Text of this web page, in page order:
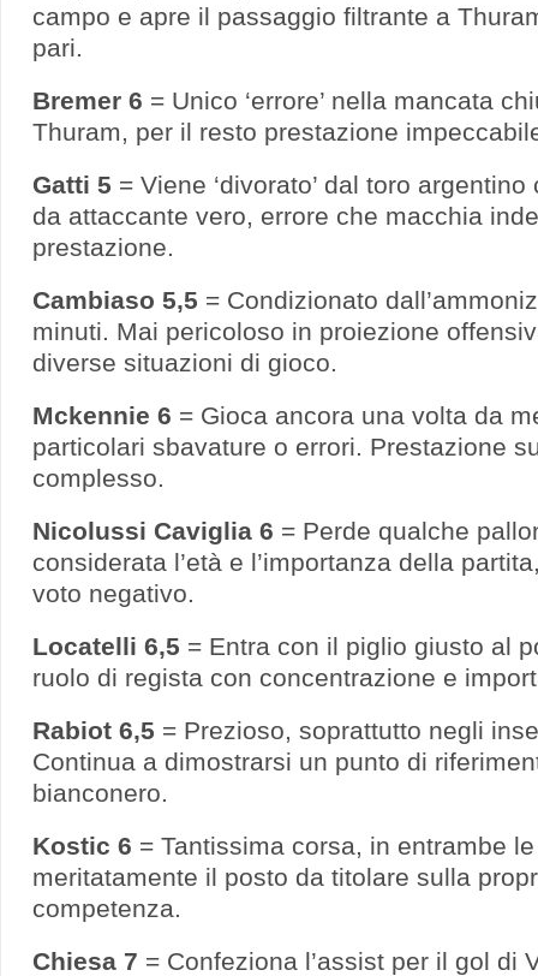
campo e apre il passaggio filtrante a
pari.
Bremer 6 = Unico ‘errore’ nella mancata
Thuram, per il resto prestazione
Gatti 5 = Viene ‘divorato’ dal toro
da attaccante vero, errore che macchia
prestazione.
Cambiaso 5,5 = Condizionato
minuti. Mai pericoloso in proiezione
diverse situazioni di gioco.
Mckennie 6 = Gioca ancora una volta da
particolari sbavature o errori. Prestazione
complesso.
Nicolussi Caviglia 6 = Perde qualche
considerata l’età e l’importanza della
voto negativo.
Locatelli 6,5 = Entra con il piglio giusto al
ruolo di regista con concentrazione e
Rabiot 6,5 = Prezioso, soprattutto negli
Continua a dimostrarsi un punto di
bianconero.
Kostic 6 = Tantissima corsa, in entrambe
meritatamente il posto da titolare sulla
competenza.
Chiesa 7 = Confeziona l’assist per il gol di